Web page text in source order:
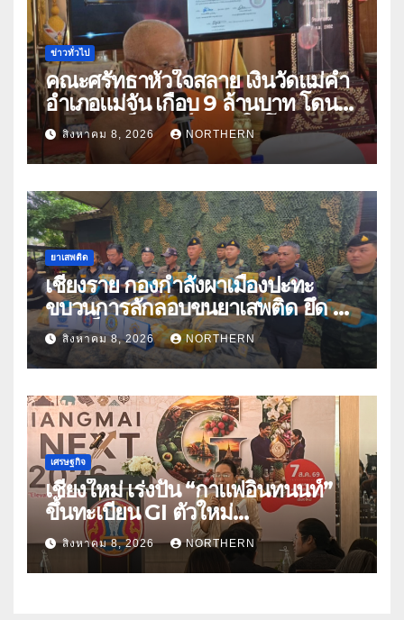
ข่าวทั่วไป
คณะศรัทธาหัวใจสลาย เงินวัดแม่คำ
อำเภอแม่จัน เกือบ 9 ล้านบาท โดน
แก๊งคอลเซ็นเตอร์หลอกให้โอนข้าม
ปีกว่า 66 บัญชี
สิงหาคม 8, 2026 NORTHERN
ยาเสพติด
เชียงราย กองกำลังผาเมืองปะทะ
ขบวนการลักลอบขนยาเสพติด ยึด 2
ล้านเม็ด
สิงหาคม 8, 2026 NORTHERN
เศรษฐกิจ
เชียงใหม่ เร่งปั้น “กาแฟอินทนนท์”
ขึ้นทะเบียน GI ตัวใหม่
“CHIANGMAI GI NEXT 2026”
ติดอาวุธผู้ประกอบการ 100 ราย ดัน
สินค้าอัตลักษณ์สู่ตลาดพรีเมียม
สิงหาคม 8, 2026 NORTHERN